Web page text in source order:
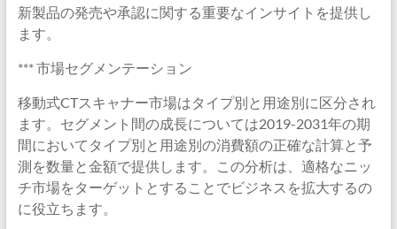
新製品の発売や承認に関する重要なインサイトを提供し
ます。
*** 市場セグメンテーション
移動式CTスキャナー市場はタイプ別と用途別に区分され
ます。セグメント間の成長については2019-2031年の期
間においてタイプ別と用途別の消費額の正確な計算と予
測を数量と金額で提供します。この分析は、適格なニッ
チ市場をターゲットとすることでビジネスを拡大するの
に役立ちます。